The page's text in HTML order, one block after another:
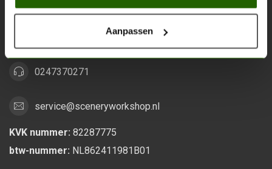
Aanpassen
Grootstalselaan 46
0247370271
service@sceneryworkshop.nl
KVK nummer: 82287775
btw-nummer: NL862411981B01